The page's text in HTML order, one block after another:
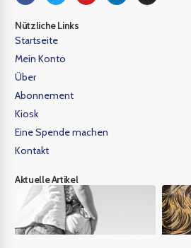
Nützliche Links
Startseite
Mein Konto
Über
Abonnement
Kiosk
Eine Spende machen
Kontakt
Aktuelle Artikel